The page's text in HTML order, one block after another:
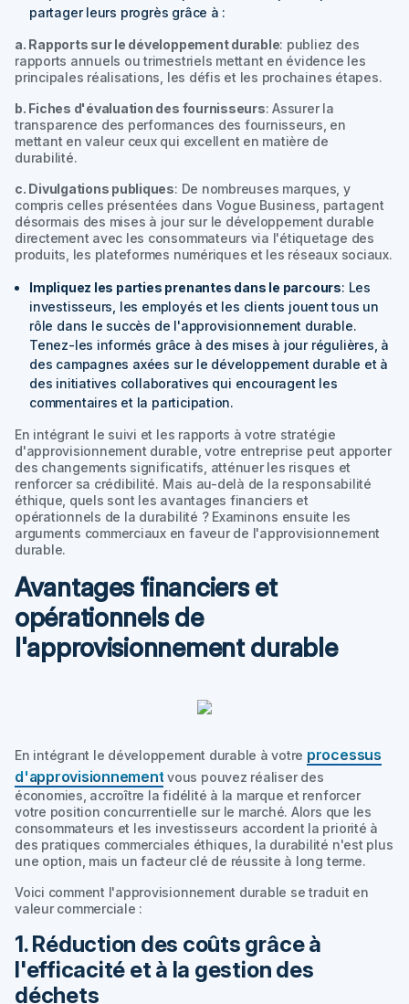
partager leurs progrès grâce à :
a. Rapports sur le développement durable: publiez des
rapports annuels ou trimestriels mettant en évidence les
principales réalisations, les défis et les prochaines étapes.
b. Fiches d'évaluation des fournisseurs: Assurer la
transparence des performances des fournisseurs, en
mettant en valeur ceux qui excellent en matière de
durabilité.
c. Divulgations publiques: De nombreuses marques, y
compris celles présentées dans Vogue Business, partagent
désormais des mises à jour sur le développement durable
directement avec les consommateurs via l'étiquetage des
produits, les plateformes numériques et les réseaux sociaux.
Impliquez les parties prenantes dans le parcours: Les
investisseurs, les employés et les clients jouent tous un
rôle dans le succès de l'approvisionnement durable.
Tenez-les informés grâce à des mises à jour régulières, à
des campagnes axées sur le développement durable et à
des initiatives collaboratives qui encouragent les
commentaires et la participation.
En intégrant le suivi et les rapports à votre stratégie
d'approvisionnement durable, votre entreprise peut apporter
des changements significatifs, atténuer les risques et
renforcer sa crédibilité. Mais au-delà de la responsabilité
éthique, quels sont les avantages financiers et
opérationnels de la durabilité ? Examinons ensuite les
arguments commerciaux en faveur de l'approvisionnement
durable.
Avantages financiers et
opérationnels de
l'approvisionnement durable
En intégrant le développement durable à votre processus
d'approvisionnement vous pouvez réaliser des
économies, accroître la fidélité à la marque et renforcer
votre position concurrentielle sur le marché. Alors que les
consommateurs et les investisseurs accordent la priorité à
des pratiques commerciales éthiques, la durabilité n'est plus
une option, mais un facteur clé de réussite à long terme.
Voici comment l'approvisionnement durable se traduit en
valeur commerciale :
1. Réduction des coûts grâce à
l'efficacité et à la gestion des
déchets